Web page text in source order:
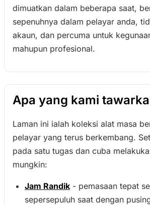
dimuatkan dalam beberapa saat,
sepenuhnya dalam pelayar anda,
akaun, dan percuma untuk
mahupun profesional.
Apa yang kami
Laman ini ialah koleksi alat masa
pelayar yang terus berkembang.
pada satu tugas dan cuba
mungkin:
Jam Randik - pemasaan tepat
sepersepuluh saat dengan